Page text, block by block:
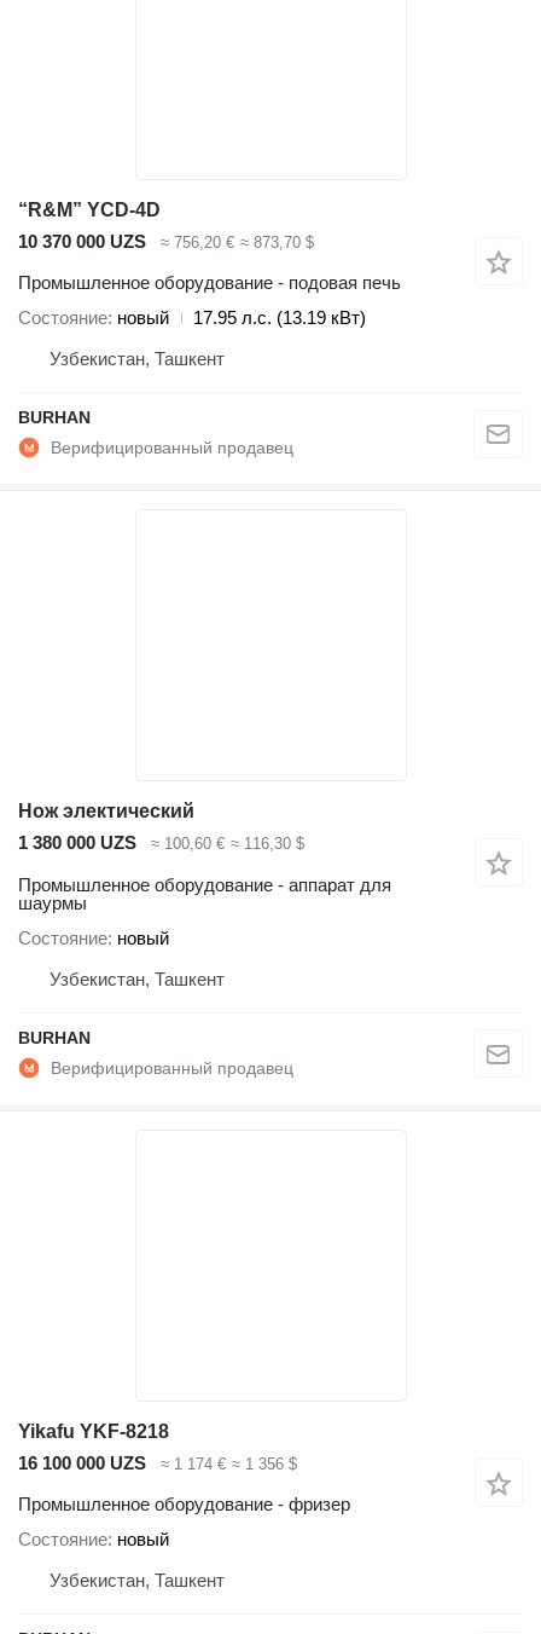
“R&M” YCD-4D
10 370 000 UZS
≈ 756,20 € ≈ 873,70 $
Промышленное оборудование - подовая печь
Состояние новый
17.95 л.с. (13.19 кВт)
Узбекистан, Ташкент
BURHAN
Нож электический
1 380 000 UZS
≈ 100,60 € ≈ 116,30 $
Промышленное оборудование - аппарат для
шаурмы
Состояние новый
Узбекистан, Ташкент
BURHAN
Yikafu YKF-8218
16 100 000 UZS
≈ 1 174 € ≈ 1 356 $
Промышленное оборудование - фризер
Состояние новый
Узбекистан, Ташкент